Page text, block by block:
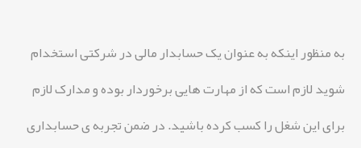
به منظور اینکه به عنوان یک حسابدار مالی در شرکتی استخدام
شوید لازم است که از مهارت هایی برخوردار بوده و مدارک لازم
برای این شغل را کسب کرده باشید. در ضمن تجربه ی حسابداری